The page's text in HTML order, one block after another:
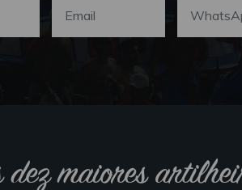
dez maiores